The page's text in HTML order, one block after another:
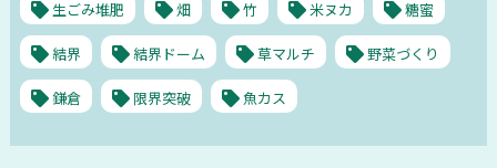
生ごみ堆肥 畑 竹 米ヌカ 糖蜜
結界 結界ドーム 草マルチ 野菜づくり
鎌倉 限界突破 魚カス